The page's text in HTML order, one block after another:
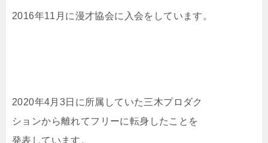
2016年11月に漫才協会に入会をしています。
2020年4月3日に所属していた三木プロダク
ションから離れてフリーに転身したことを
発表しています。